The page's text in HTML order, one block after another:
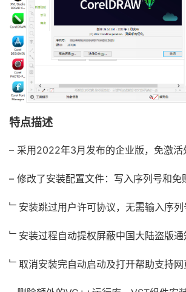
特点描述
– 采用2022年3月发布的企业版，免激活
– 修改了安装配置文件：写入序列号和免
﹂安装跳过用户许可协议，无需输入序
﹂安装过程自动提权屏蔽中国大陆盗版
﹂取消安装完自动启动及打开帮助支持网